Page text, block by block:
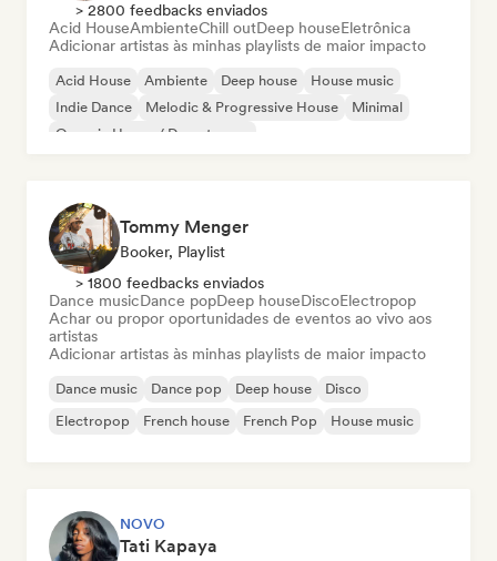
> 2800 feedbacks enviados
Acid HouseAmbienteChill outDeep houseEletrônica
Adicionar artistas às minhas playlists de maior impacto
Acid House Ambiente Deep house
House music
Indie Dance
Melodic & Progressive House
Minimal
Organic House / Downtempo
Tommy Menger
Booker, Playlist
> 1800 feedbacks enviados
Dance musicDance popDeep houseDiscoElectropop
Achar ou propor oportunidades de eventos ao vivo aos
artistas
Adicionar artistas às minhas playlists de maior impacto
Dance music Dance pop Deep house
Disco
Electropop
French house French Pop House music
NOVO
Tati Kapaya